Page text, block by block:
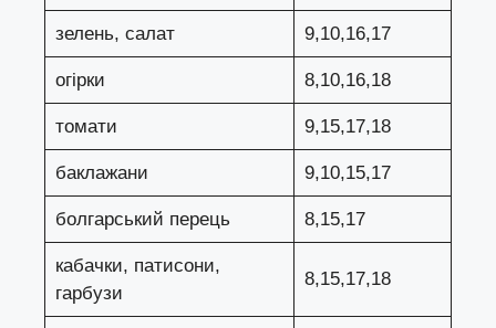
зелень, салат 9,10,16,17
огірки 8,10,16,18
томати 9,15,17,18
баклажани 9,10,15,17
болгарський перець 8,15,17
кабачки, патисони,
гарбузи
8,15,17,18